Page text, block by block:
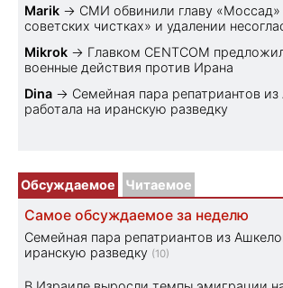
Marik → СМИ обвинили главу
советских чистках» и удалении
Mikrok → Главком CENTCOM
военные действия против Ирана
Dina → Семейная пара репатриантов
работала на иранскую разведку
Обсуждаемое Читаемое
Самое обсуждаемое за неделю
Семейная пара репатриантов из
иранскую разведку (10)